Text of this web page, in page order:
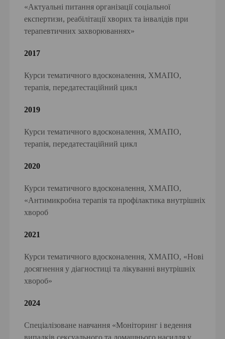
«Актуальні питання організації соціальної
експертизи, реабілітації хворих та інвалідів при
терапевтичних захворюваннях»
2017
Курси тематичного вдосконалення, ХМАПО,
терапія, передатестаційний цикл
2019
Курси тематичного вдосконалення, ХМАПО,
терапія, передатестаційний цикл
2020
Курси тематичного вдосконалення, ХМАПО,
«Антимикробна терапія та профілактика внутрішніх
хвороб
2021
Курси тематичного вдосконалення, ХМАПО, «Нові
досягнення у діагностиці та лікуванні внутрішніх
хвороб»
2024
Спеціалізоване навчання «Моніторинг і ведення